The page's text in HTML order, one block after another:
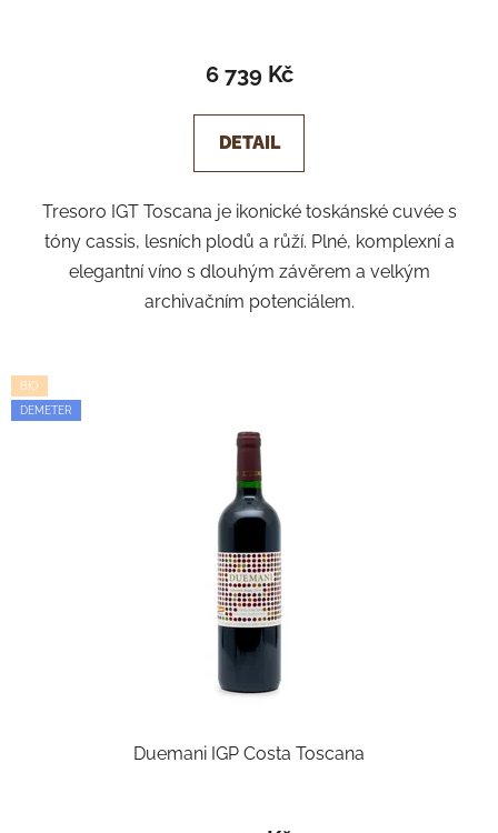
6 739 Kč
DETAIL
Tresoro IGT Toscana je ikonické toskánské cuvée s
tóny cassis, lesních plodů a růží. Plné, komplexní a
elegantní víno s dlouhým závěrem a velkým
archivačním potenciálem.
BIO
DEMETER
Duemani IGP Costa Toscana
hodnocení